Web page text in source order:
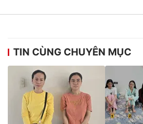
TIN CÙNG CHUYÊN MỤC